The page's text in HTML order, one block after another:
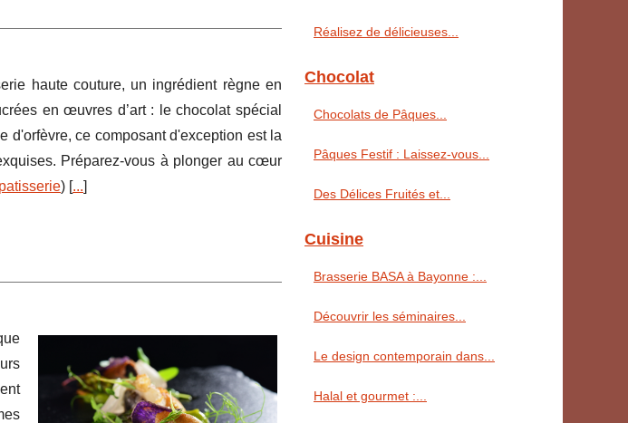
haute couture, un ingrédient règne en
en œuvres d’art : le chocolat spécial
d'orfèvre, ce composant d'exception est la
Préparez-vous à plonger au cœur
) [...]
Réalisez de délicieuses...
Chocolat
Chocolats de Pâques...
Pâques Festif : Laissez-vous...
Des Délices Fruités et...
Cuisine
Brasserie BASA à Bayonne :...
Découvrir les séminaires...
Le design contemporain dans...
Halal et gourmet :...